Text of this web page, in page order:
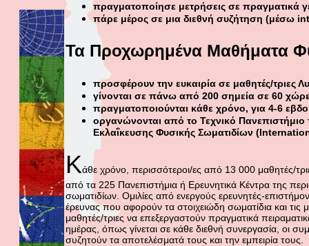
πραγματοποίησε μετρήσεις σε πραγματικά
πάρε μέρος σε μια διεθνή συζήτηση (μέσω
Τα Προχωρημένα Μαθήματα
προσφέρουν την ευκαιρία σε μαθητές/τριες
γίνονται σε πάνω από 200 σημεία σε 60
πραγματοποιούνται κάθε χρόνο, για 4-6
οργανώνονται από το Τεχνικό
Εκλαΐκευσης Φυσικής Σωματιδίων
Κάθε χρόνο, περισσότεροι/ες από 13 000 μαθητές/
από τα 225 Πανεπιστήμια ή Ερευνητικά Κέντρα της
σωματιδίων. Ομιλίες από ενεργούς ερευνητές-
έρευνας που αφορούν τα στοιχειώδη σωματίδια και τις
μαθητές/τριες να επεξεργαστούν πραγματικά
ημέρας, όπως γίνεται σε κάθε διεθνή συνεργασία, οι
συζητούν τα αποτελέσματά τους και την εμπειρία τους.